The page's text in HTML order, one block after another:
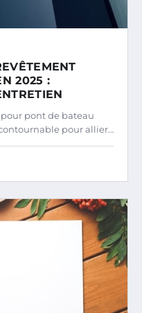
2025 :
pont de bateau
pour allier…